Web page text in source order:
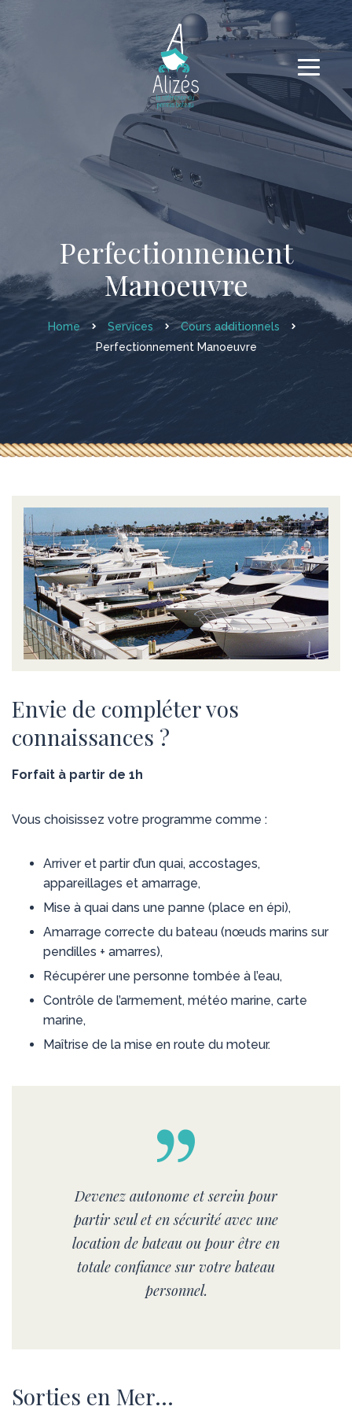
Perfectionnement
Manoeuvre
Home Services
Cours additionnels
Perfectionnement Manoeuvre
Envie de compléter vos
connaissances ?
Forfait à partir de 1h
Vous choisissez votre programme comme :
Arriver et partir d’un quai, accostages,
appareillages et amarrage,
Mise à quai dans une panne (place en épi),
Amarrage correcte du bateau (nœuds marins sur
pendilles + amarres),
Récupérer une personne tombée à l’eau,
Contrôle de l’armement, météo marine, carte
marine,
Maîtrise de la mise en route du moteur.
Devenez autonome et serein pour
partir seul et en sécurité avec une
location de bateau ou pour être en
totale confiance sur votre bateau
personnel.
Sorties en Mer…